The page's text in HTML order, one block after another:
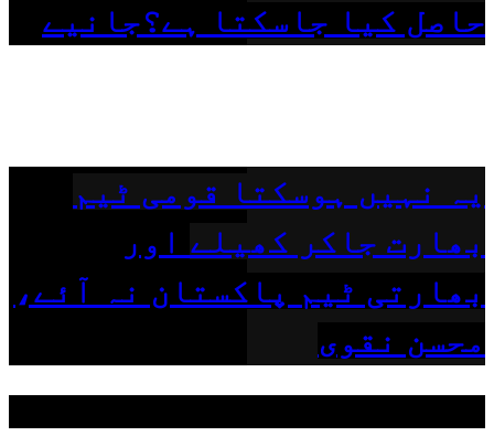
حاصل کیا جاسکتا ہے؟جانیے
یہ نہیں ہوسکتا قومی ٹیم
بھارت جاکر کھیلے اور
بھارتی ٹیم پاکستان نہ آئے،
محسن نقوی